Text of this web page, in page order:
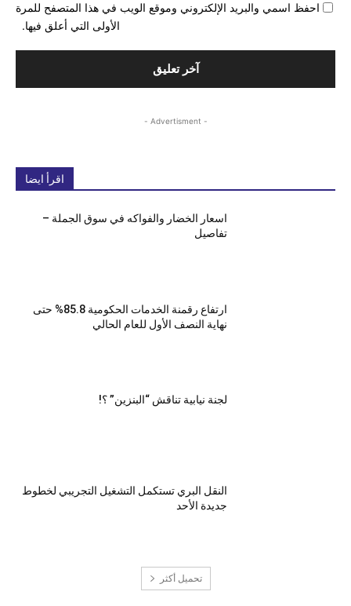
احفظ اسمي والبريد الإلكتروني وموقع الويب في هذا المتصفح للمرة
الأولى التي أعلق فيها.
- Advertisment -
اقرأ ايضا
اسعار الخضار والفواكه في سوق الجملة –
تفاصيل
ارتفاع رقمنة الخدمات الحكومية 85.8% حتى
نهاية النصف الأول للعام الحالي
لجنة نيابية تناقش “البنزين” ؟!
النقل البري تستكمل التشغيل التجريبي لخطوط
جديدة الأحد
تحميل أكثر